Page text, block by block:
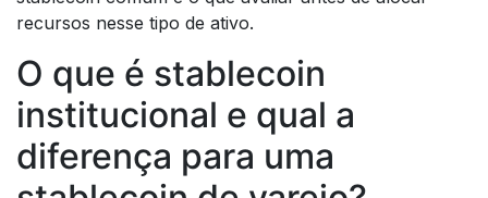
recursos nesse tipo de ativo.
O que é stablecoin
institucional e qual a
diferença para uma